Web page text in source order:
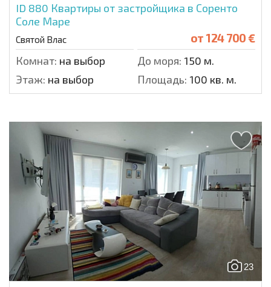
ID 880 Квартиры от застройщика в Соренто
Соле Маре
Святой Влас от124 700 €
Комнат: на выбор До моря: 150 м.
Этаж: на выбор Площадь: 100 кв. м.
23